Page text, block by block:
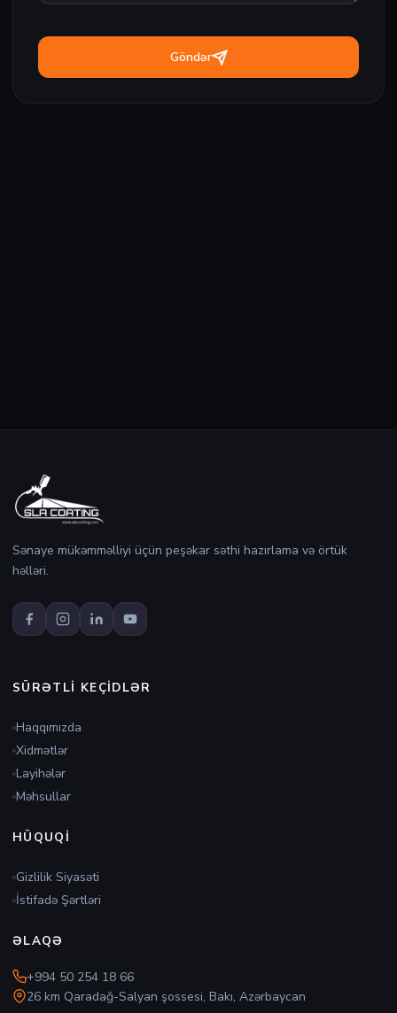
Göndər
Sənaye mükəmməlliyi üçün peşəkar səthi hazırlama və örtük
həlləri.
SÜRƏTLI KEÇIDLƏR
Haqqımızda
Xidmətlər
Layihələr
Məhsullar
HÜQUQI
Gizlilik Siyasəti
İstifadə Şərtləri
ƏLAQƏ
+994 50 254 18 66
26 km Qaradağ-Salyan şossesi, Bakı, Azərbaycan